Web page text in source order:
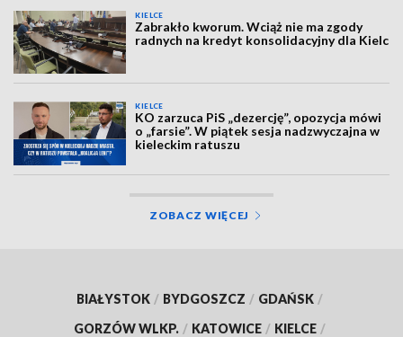
KIELCE
Zabrakło kworum. Wciąż nie ma zgody
radnych na kredyt konsolidacyjny dla Kielc
KIELCE
KO zarzuca PiS „dezercję”, opozycja mówi
o „farsie”. W piątek sesja nadzwyczajna w
kieleckim ratuszu
ZOBACZ WIĘCEJ
BIAŁYSTOK / BYDGOSZCZ / GDAŃSK /
GORZÓW WLKP. / KATOWICE / KIELCE /